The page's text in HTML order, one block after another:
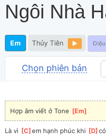
Ngôi Nhà
Em Thủy Tiên
Chọn phiên bản
Hợp âm viết ở Tone [Em
Là vì [C ]
em hạnh phúc khi [D ]